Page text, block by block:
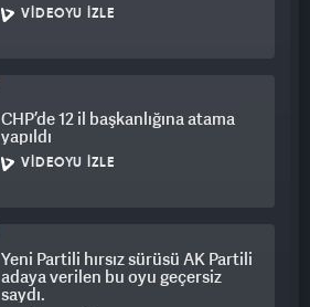
VIDEOYU İZLE
CHP’de 12 il başkanlığına atama
yapıldı
VIDEOYU İZLE
Yeni Partili hırsız sürüsü AK Partili
adaya verilen bu oyu geçersiz
saydı.